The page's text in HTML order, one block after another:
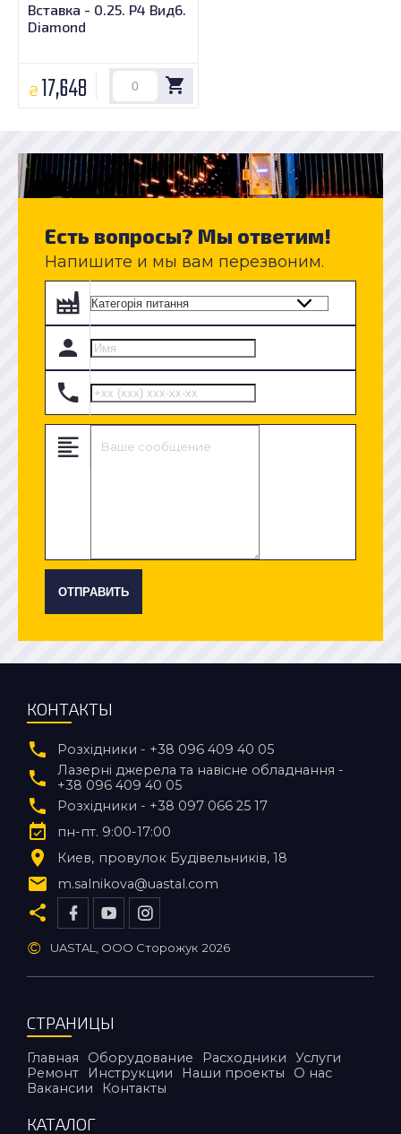
Вставка - 0.25. P4 Вид6.
Diamond
₴ 17,648
Есть вопросы? Мы ответим!
Напишите и мы вам перезвоним.
ОТПРАВИТЬ
КОНТАКТЫ
Розхідники - +38 096 409 40 05
Лазерні джерела та навісне обладнання -
+38 096 409 40 05
Розхідники - +38 097 066 25 17
пн-пт. 9:00-17:00
Киев
провулок Будівельників, 18
m.salnikova@uastal.com
© UASTAL, ООО Сторожук 2026
СТРАНИЦЫ
Главная Оборудование Расходники
Услуги
Ремонт
Инструкции Наши проекты
О нас
Вакансии
Контакты
КАТАЛОГ